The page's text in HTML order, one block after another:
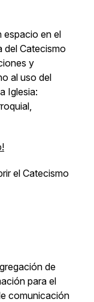
espacio en el
del Catecismo
y
al uso del
Iglesia:
el Catecismo
de
para el
comunicación